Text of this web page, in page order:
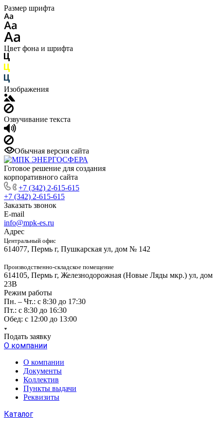
Размер шрифта
Цвет фона и шрифта
Изображения
Озвучивание текста
Обычная версия сайта
Готовое решение для создания
корпоративного сайта
+7 (342) 2-615-615
+7 (342) 2-615-615
Заказать звонок
E-mail
info@mpk-es.ru
Адрес
Центральный офис
614077, Пермь г, Пушкарская ул, дом № 142
Производственно-складское помещение
614105, Пермь г, Железнодорожная (Новые Ляды мкр.) ул, дом
23В
Режим работы
Пн. – Чт.: с 8:30 до 17:30
Пт.: с 8:30 до 16:30
Обед: с 12:00 до 13:00
Подать заявку
О компании
О компании
Документы
Коллектив
Пункты выдачи
Реквизиты
Каталог